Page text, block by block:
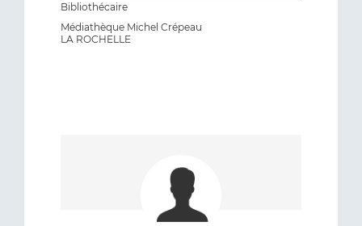
Bibliothécaire
Médiathèque Michel Crépeau
LA ROCHELLE